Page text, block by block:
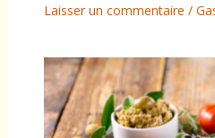
Laisser un commentaire /